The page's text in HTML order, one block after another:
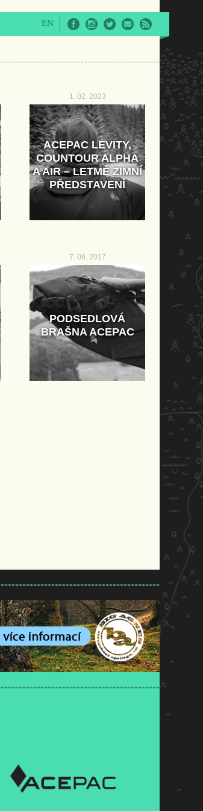
EN
E-MailRSS
1. 02. 2023
ACEPAC LEVITY,
COUNTOUR ALPHA
A AIR – LETMÉ ZIMNÍ
PŘEDSTAVENÍ
7. 08. 2017
PODSEDLOVÁ
BRAŠNA ACEPAC